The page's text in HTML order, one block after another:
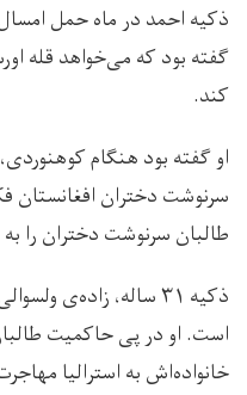
ذکیه احمد در ماه حمل
گفته بود که می‌خواهد قله
کند.
او گفته بود هنگام
سرنوشت دختران افغانستان
طالبان سرنوشت دختران را
ذکیه ۳۱ ساله، زاده‌ی
خانواده‌اش به استرالیا